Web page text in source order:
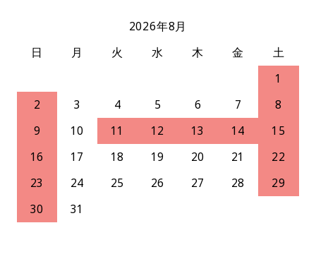
2026年8月
日
月 火 水 木 金
土
1
2
3 4 5 6 7
8
9
10 11 12 13 14
15
16
17 18 19 20 21
22
23
24 25 26 27 28
29
30
31